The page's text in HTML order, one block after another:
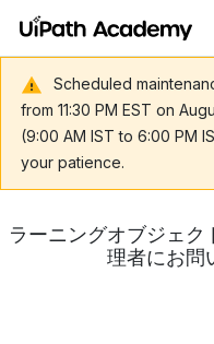
Scheduled
from 11:30 PM EST on
(9:00 AM IST to 6:00 PM
your patience.
ラーニングオブジェ
理者にお問